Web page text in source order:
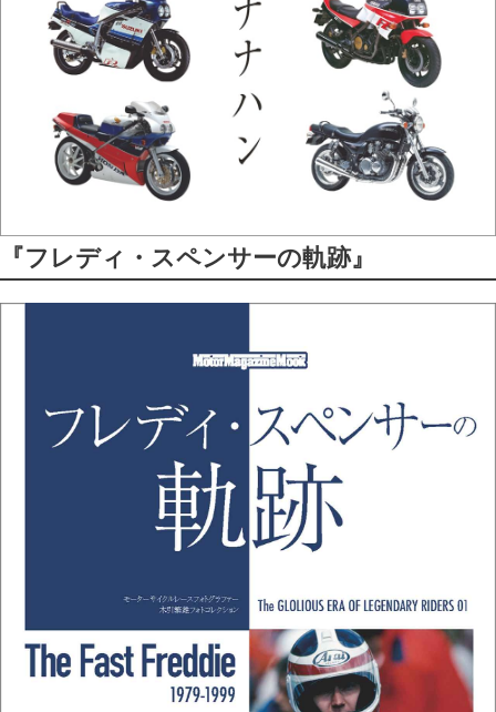
『フレディ・スペンサーの軌跡』